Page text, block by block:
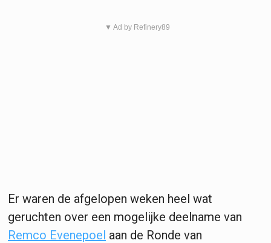
▼ Ad by Refinery89
Er waren de afgelopen weken heel wat
geruchten over een mogelijke deelname van
Remco Evenepoel aan de Ronde van